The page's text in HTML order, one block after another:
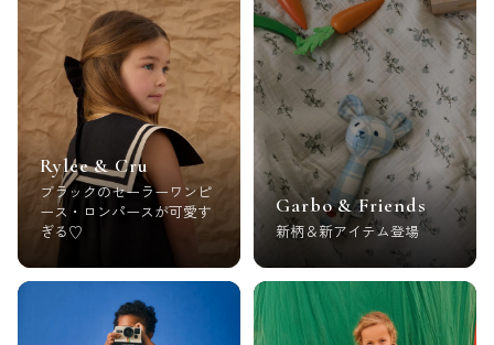
Rylee & Cru
ブラックのセーラーワンピ
ース・ロンパースが可愛す
ぎる♡
Garbo & Friends
新柄＆新アイテム登場